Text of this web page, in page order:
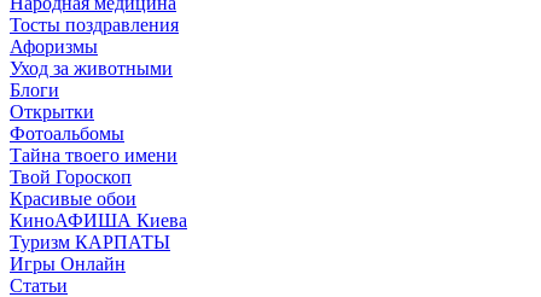
Тосты поздравления
Афоризмы
Уход за животными
Блоги
Открытки
Фотоальбомы
Тайна твоего имени
Твой Гороскоп
Красивые обои
КиноАФИША Киева
Туризм КАРПАТЫ
Игры Онлайн
Статьи